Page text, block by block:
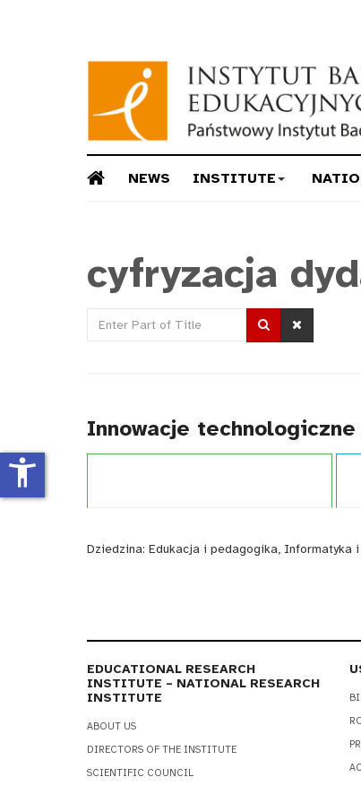
NEWS INSTITUTE
cyfryzacja
Enter
Innowacje
Dziedzina: Edukacja i pedagogika, Informatyka
EDUCATIONAL RESEARCH
INSTITUTE – NATIONAL RESEARCH
INSTITUTE
ABOUT US
DIRECTORS OF THE INSTITUTE
SCIENTIFIC COUNCIL
accessibility_new